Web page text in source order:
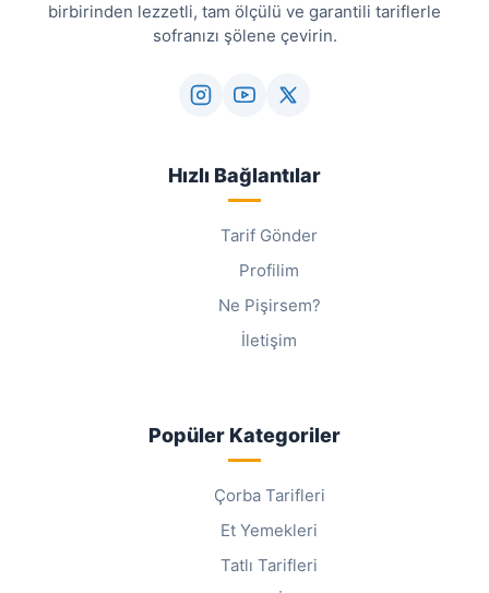
birbirinden lezzetli, tam ölçülü ve garantili tariflerle
sofranızı şölene çevirin.
Hızlı Bağlantılar
Tarif Gönder
Profilim
Ne Pişirsem?
İletişim
Popüler Kategoriler
Çorba Tarifleri
Et Yemekleri
Tatlı Tarifleri